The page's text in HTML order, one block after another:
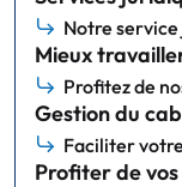
Notre
Mieux
Profitez de
Gestion du
Faciliter
Profiter de vos